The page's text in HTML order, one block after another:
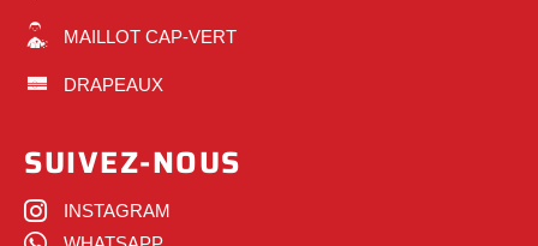
MAILLOT CAP-VERT
DRAPEAUX
SUIVEZ-NOUS
INSTAGRAM